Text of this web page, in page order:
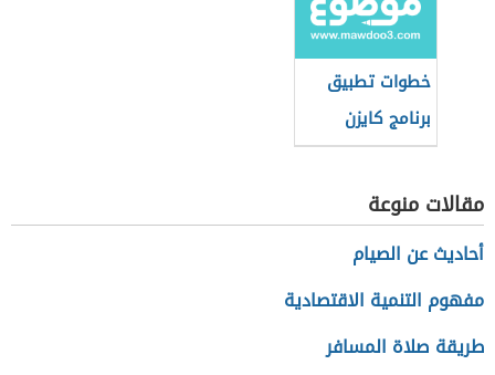
خطوات تطبيق
برنامج كايزن
مقالات منوعة
أحاديث عن الصيام
مفهوم التنمية الاقتصادية
طريقة صلاة المسافر